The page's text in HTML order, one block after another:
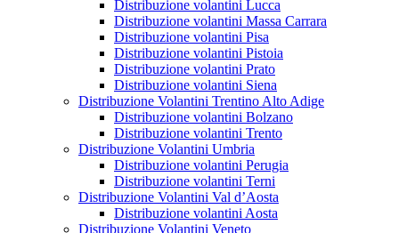
Distribuzione volantini Lucca
Distribuzione volantini Massa Carrara
Distribuzione volantini Pisa
Distribuzione volantini Pistoia
Distribuzione volantini Prato
Distribuzione volantini Siena
Distribuzione Volantini Trentino Alto Adige
Distribuzione volantini Bolzano
Distribuzione volantini Trento
Distribuzione Volantini Umbria
Distribuzione volantini Perugia
Distribuzione volantini Terni
Distribuzione Volantini Val d’Aosta
Distribuzione volantini Aosta
Distribuzione Volantini Veneto